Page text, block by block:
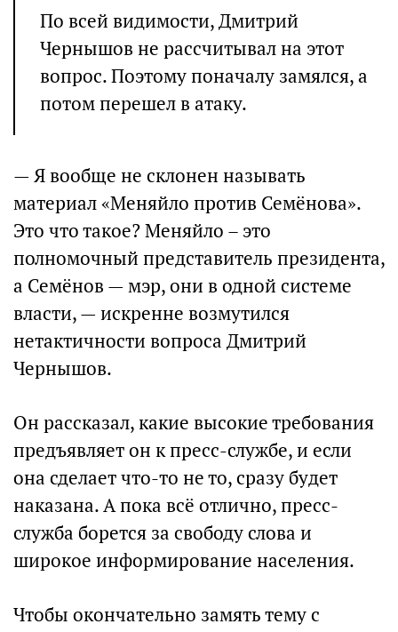
По всей видимости, Дмитрий
Чернышов не рассчитывал на этот
вопрос. Поэтому поначалу замялся, а
потом перешел в атаку.
— Я вообще не склонен называть
материал «Меняйло против Семёнова».
Это что такое? Меняйло – это
полномочный представитель президента,
а Семёнов — мэр, они в одной системе
власти, — искренне возмутился
нетактичности вопроса Дмитрий
Чернышов.
Он рассказал, какие высокие требования
предъявляет он к пресс-службе, и если
она сделает что-то не то, сразу будет
наказана. А пока всё отлично, пресс-
служба борется за свободу слова и
широкое информирование населения.
Чтобы окончательно замять тему с